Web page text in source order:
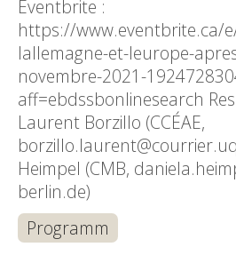
Eventbrite :
https://www.eventbrite.ca/
lallemagne-et-leurope-
novembre-2021-
aff=ebdssbonlinesearch
Laurent Borzillo (CCÉAE,
Heimpel (CMB,
berlin.de)
Programm